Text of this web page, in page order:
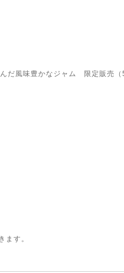
だ風味豊かなジャム 限定販売（
す。